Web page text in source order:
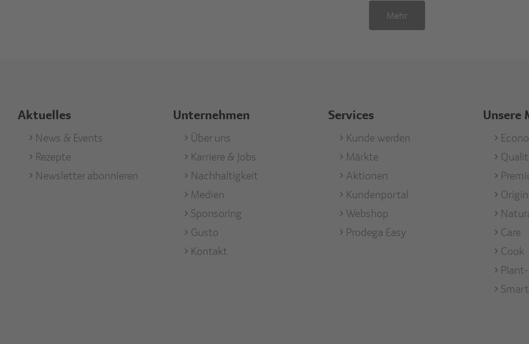
Mehr
Aktuelles
Footer
Aktuell
News & Events
Rezepte
Newsletter abonnieren
Unternehmen
Footer
Unternehmen
Über uns
Karriere & Jobs
Nachhaltigkeit
Medien
Sponsoring
Gusto
Kontakt
Services
Footer
Services
Kunde werden
Märkte
Aktionen
Kundenportal
Webshop
Prodega Easy
Unsere
Care
Cook